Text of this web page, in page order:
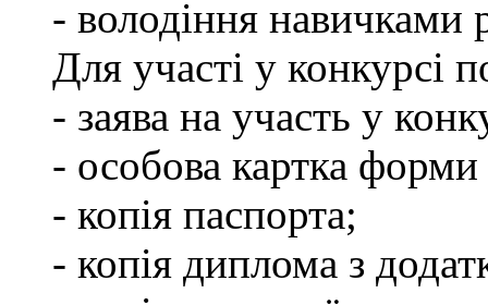
- володіння навичками
Для участі у конкурсі
- заява на участь у
- особова картка
- копія паспорта;
- копія диплома з